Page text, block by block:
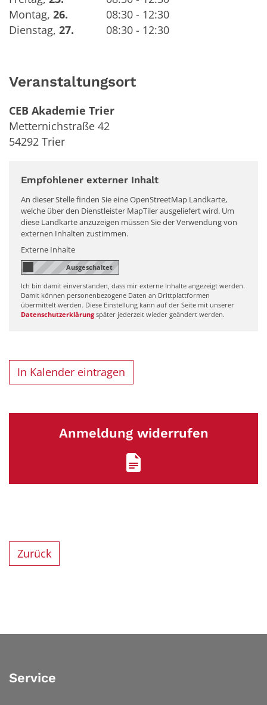
Montag, 26.
08:30 - 12:30
Dienstag, 27. 08:30 - 12:30
Veranstaltungsort
CEB Akademie Trier
Metternichstraße 42
54292 Trier
Empfohlener externer Inhalt
An dieser Stelle finden Sie eine OpenStreetMap Landkarte,
welche über den Dienstleister MapTiler ausgeliefert wird. Um
diese Landkarte anzuzeigen müssen Sie der Verwendung von
externen Inhalten zustimmen.
Externe Inhalte
Ich bin damit einverstanden, dass mir externe Inhalte angezeigt werden.
Damit können personenbezogene Daten an Drittplattformen
übermittelt werden. Diese Einstellung kann auf der Seite mit unserer
Datenschutzerklärung später jederzeit wieder geändert werden.
In Kalender eintragen
Anmeldung widerrufen
Zurück
Service